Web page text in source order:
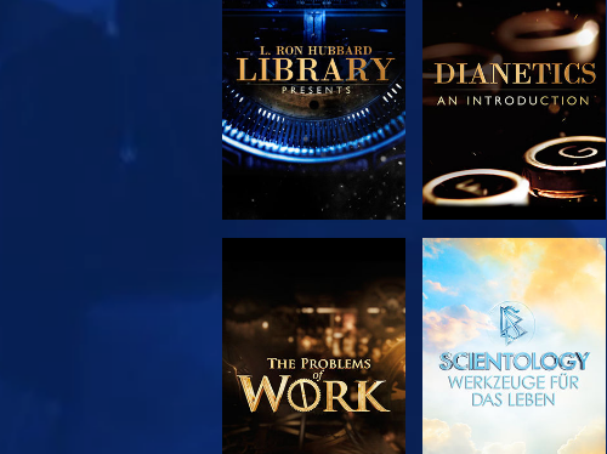
SERIE
ENTDECKEN
SERIE
ENTDECKEN
SERIE
ENTDECKEN
ANSEHEN